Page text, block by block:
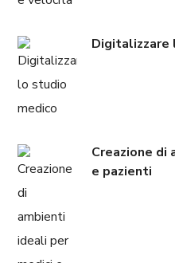
Digitalizzare
Creazione di
e pazienti